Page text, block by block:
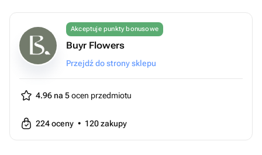
Akceptuje punkty bonusowe
Buyr Flowers
Przejdź do strony sklepu
4.96 na 5ocen przedmiotu
224oceny • 120zakupy